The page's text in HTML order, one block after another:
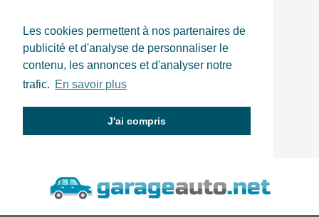
Les cookies permettent à nos partenaires de
publicité et d'analyse de personnaliser le
contenu, les annonces et d'analyser notre
trafic. En savoir plus
J'ai compris